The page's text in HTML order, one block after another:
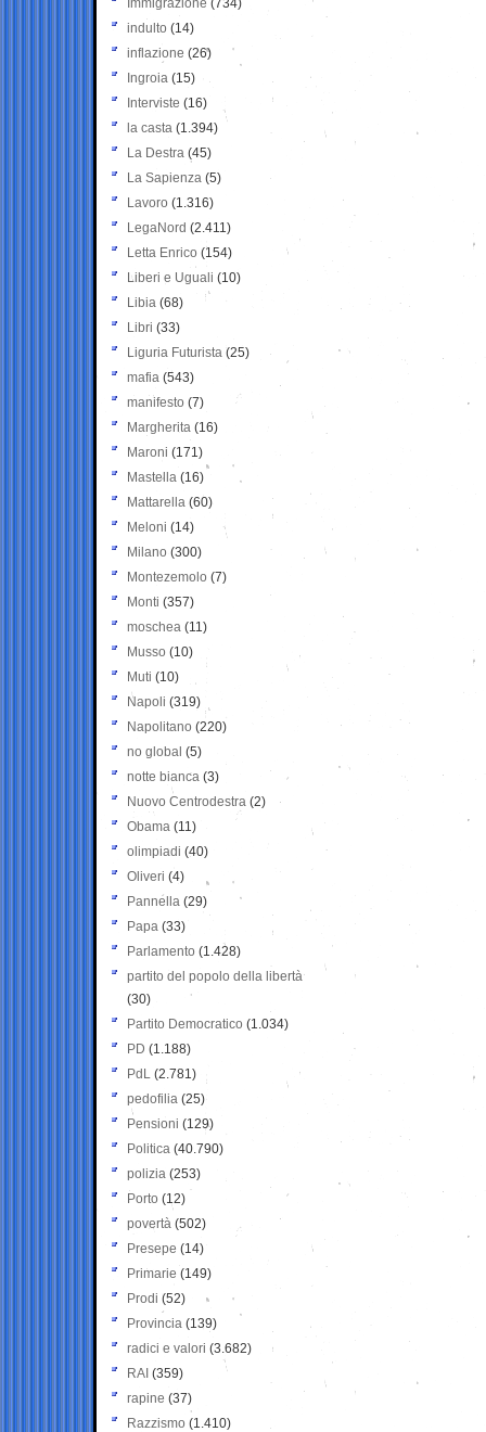
Immigrazione (734)
indulto (14)
inflazione (26)
Ingroia (15)
Interviste (16)
la casta (1.394)
La Destra (45)
La Sapienza (5)
Lavoro (1.316)
LegaNord (2.411)
Letta Enrico (154)
Liberi e Uguali (10)
Libia (68)
Libri (33)
Liguria Futurista (25)
mafia (543)
manifesto (7)
Margherita (16)
Maroni (171)
Mastella (16)
Mattarella (60)
Meloni (14)
Milano (300)
Montezemolo (7)
Monti (357)
moschea (11)
Musso (10)
Muti (10)
Napoli (319)
Napolitano (220)
no global (5)
notte bianca (3)
Nuovo Centrodestra (2)
Obama (11)
olimpiadi (40)
Oliveri (4)
Pannella (29)
Papa (33)
Parlamento (1.428)
partito del popolo della libertà
(30)
Partito Democratico (1.034)
PD (1.188)
PdL (2.781)
pedofilia (25)
Pensioni (129)
Politica (40.790)
polizia (253)
Porto (12)
povertà (502)
Presepe (14)
Primarie (149)
Prodi (52)
Provincia (139)
radici e valori (3.682)
RAI (359)
rapine (37)
Razzismo (1.410)